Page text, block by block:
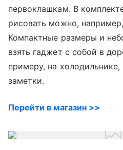
первоклашкам. В
рисовать можно,
Компактные размеры и
взять гаджет с собой в
примеру, на холодильнике,
заметки.
Перейти в магазин >>